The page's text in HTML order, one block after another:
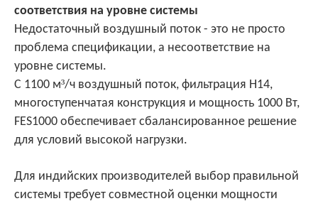
соответствия на уровне системы
Недостаточный воздушный поток - это не просто
проблема спецификации, а несоответствие на
уровне системы.
С 1100 м³/ч воздушный поток, фильтрация H14,
многоступенчатая конструкция и мощность 1000 Вт,
FES1000 обеспечивает сбалансированное решение
для условий высокой нагрузки.
Для индийских производителей выбор правильной
системы требует совместной оценки мощности